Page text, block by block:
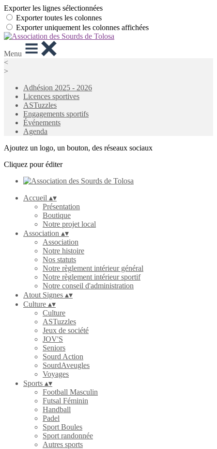
Exporter les lignes sélectionnées
Exporter toutes les colonnes
Exporter uniquement les colonnes affichées
Menu
<
>
Adhésion 2025 - 2026
Licences sportives
ASTuzzles
Engagements sportifs
Événements
Agenda
Ajoutez un logo, un bouton, des réseaux sociaux
Cliquez pour éditer
Accueil ▴▾
Présentation
Boutique
Notre projet local
Association ▴▾
Association
Notre histoire
Nos statuts
Notre règlement intérieur général
Notre règlement intérieur sportif
Notre conseil d'administration
Atout Signes ▴▾
Culture ▴▾
Culture
ASTuzzles
Jeux de société
JOV'S
Seniors
Sourd Action
SourdAveugles
Voyages
Sports ▴▾
Football Masculin
Futsal Féminin
Handball
Padel
Sport Boules
Sport randonnée
Autres sports